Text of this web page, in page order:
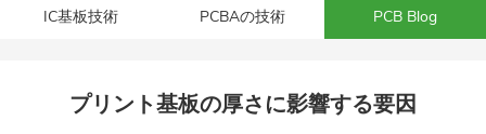
IC基板技術 PCBAの技術 PCB Blog
プリント基板の厚さに影響する要因